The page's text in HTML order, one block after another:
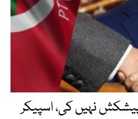
نہیں کی، اسپیکر